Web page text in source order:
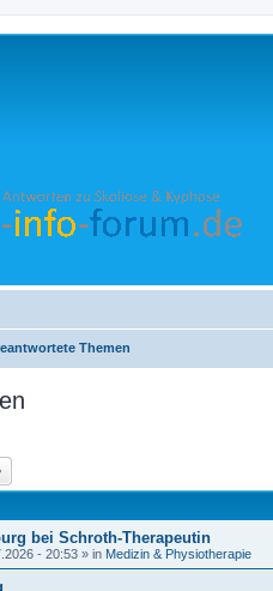
Themen
bei Schroth-Therapeutin
- 20:53 » in Medizin & Physiotherapie